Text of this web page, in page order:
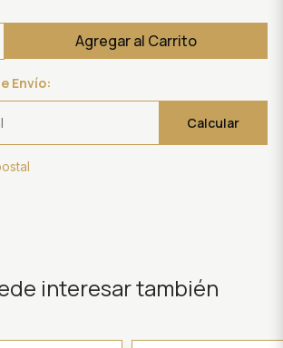
Agregar al Carrito
Envío:
Calcular
interesar también